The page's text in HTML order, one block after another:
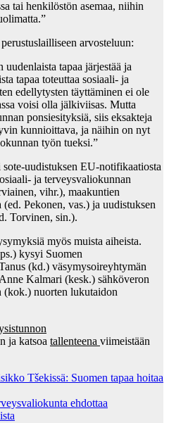
tai henkilöstön asemaa, niihin
arvosteluun:
tapaa järjestää ja
tapaa toteuttaa sosiaali- ja
edellytysten täyttäminen ei ole
voisi olla jälkiviisas. Mutta
ponsiesityksiä, siis eksakteja
kunnioittava, ja näihin on nyt
työn tueksi.”
uudistuksen EU-notifikaatiosta
ja terveysvaliokunnan
vihr.), maakuntien
(ed. Pekonen, vas.) ja uudistuksen
Torvinen, sin.).
myös muista aiheista.
kysyi Suomen
(kd.) väsymysoireyhtymän
Kalmari (kesk.) sähköveron
(kok.) nuorten lukutaidon
ja katsoa tallenteena viimeistään
Tšekissä: Suomen tapaa hoitaa
ehdottaa